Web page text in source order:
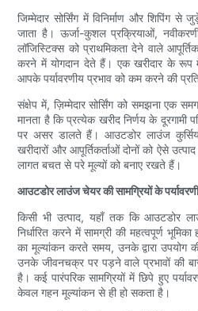
जिम्मेदार सोर्सिंग में विनिर्माण और शिपिंग से
जाता है। ऊर्जा-कुशल प्रक्रियाओं,
लॉजिस्टिक्स को प्राथमिकता देने वाले
करने में योगदान देते हैं। एक खरीदार के रूप
आपके पर्यावरणीय प्रभाव को कम करने की
संक्षेप में, ज़िम्मेदार सोर्सिंग को समझना एक
मानता है कि प्रत्येक खरीद निर्णय के दूरगामी
पर असर डालते हैं। आउटडोर लाउंज
खरीदारों और आपूर्तिकर्ताओं दोनों को ऐसे
लागत बचत से परे मूल्यों को बनाए रखते हैं।
आउटडोर लाउंज चेयर की सामग्रियों के
किसी भी उत्पाद, यहाँ तक कि आउटडोर
निर्धारित करने में सामग्री की महत्वपूर्ण
का मूल्यांकन करते समय, उनके द्वारा उपयोग
उनके जीवनचक्र पर पड़ने वाले प्रभावों की
है। कई पारंपरिक सामग्रियों में छिपे हुए
केवल गहन मूल्यांकन से ही हो सकता है।